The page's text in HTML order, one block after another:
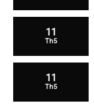
11
Th5
11
Th5